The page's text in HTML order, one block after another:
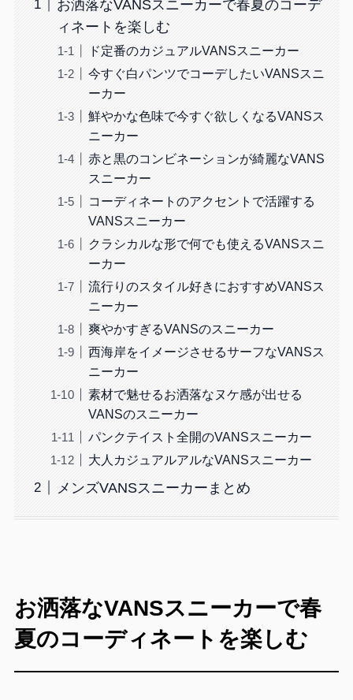
お洒落なVANSスニーカーで春夏のコーデ
ィネートを楽しむ
ド定番のカジュアルVANSスニーカー
今すぐ白パンツでコーデしたいVANSスニ
ーカー
鮮やかな色味で今すぐ欲しくなるVANSス
ニーカー
赤と黒のコンビネーションが綺麗なVANS
スニーカー
コーディネートのアクセントで活躍する
VANSスニーカー
クラシカルな形で何でも使えるVANSスニ
ーカー
流行りのスタイル好きにおすすめVANSス
ニーカー
爽やかすぎるVANSのスニーカー
西海岸をイメージさせるサーフなVANSス
ニーカー
素材で魅せるお洒落なヌケ感が出せる
VANSのスニーカー
パンクテイスト全開のVANSスニーカー
大人カジュアルアルなVANSスニーカー
メンズVANSスニーカーまとめ
お洒落なVANSスニーカーで春
夏のコーディネートを楽しむ